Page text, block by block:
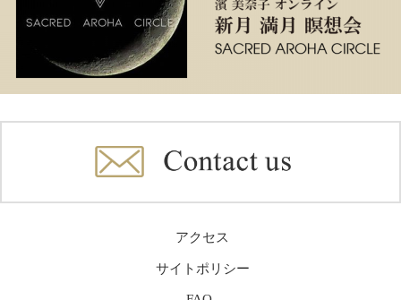
アクセス
サイトポリシー